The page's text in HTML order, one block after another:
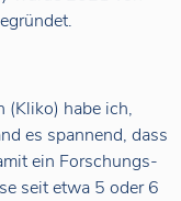
(Kliko) habe ich,
es spannend, dass
ein Forschungs-
seit etwa 5 oder 6